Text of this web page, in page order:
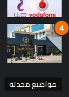
مواضيع محدثة